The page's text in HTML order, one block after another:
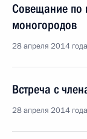
Совещание по
моногородов
28 апреля 2014
Встреча с
28 апреля 2014